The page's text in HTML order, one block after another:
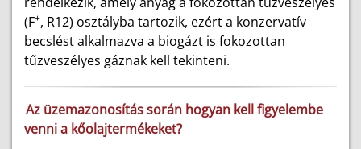
(F+, R12) osztályba tartozik, ezért a konzervatív
becslést alkalmazva a biogázt is fokozottan
tűzveszélyes gáznak kell tekinteni.
Az üzemazonosítás során hogyan kell figyelembe
venni a kőolajtermékeket?